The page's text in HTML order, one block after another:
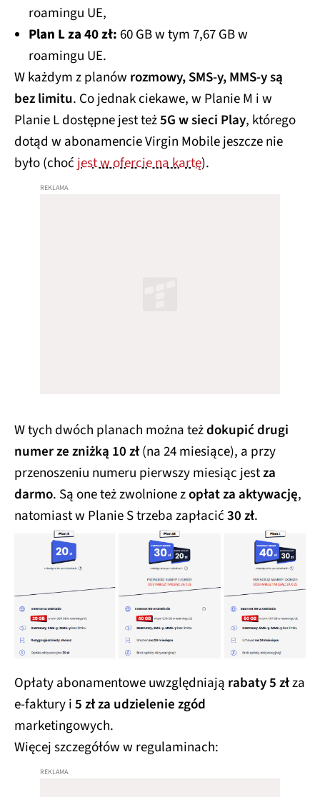
roamingu UE,
Plan L za 40 zł: 60 GB w tym 7,67 GB w
roamingu UE.
W każdym z planów rozmowy, SMS-y, MMS-y są
bez limitu. Co jednak ciekawe, w Planie M i w
Planie L dostępne jest też5G w sieci Play, którego
dotąd w abonamencie Virgin Mobile jeszcze nie
było (choć jest w ofercie na kartę).
W tych dwóch planach można teżdokupić drugi
numer ze zniżką 10 zł(na 24 miesiące), a przy
przenoszeniu numeru pierwszy miesiąc jestza
darmo. Są one też zwolnione zopłat za aktywację,
natomiast w Planie S trzeba zapłacić30 zł.
Opłaty abonamentowe uwzględniają rabaty 5 złza
e-faktury i5 zł za udzielenie zgód
marketingowych.
Więcej szczegółów w regulaminach: